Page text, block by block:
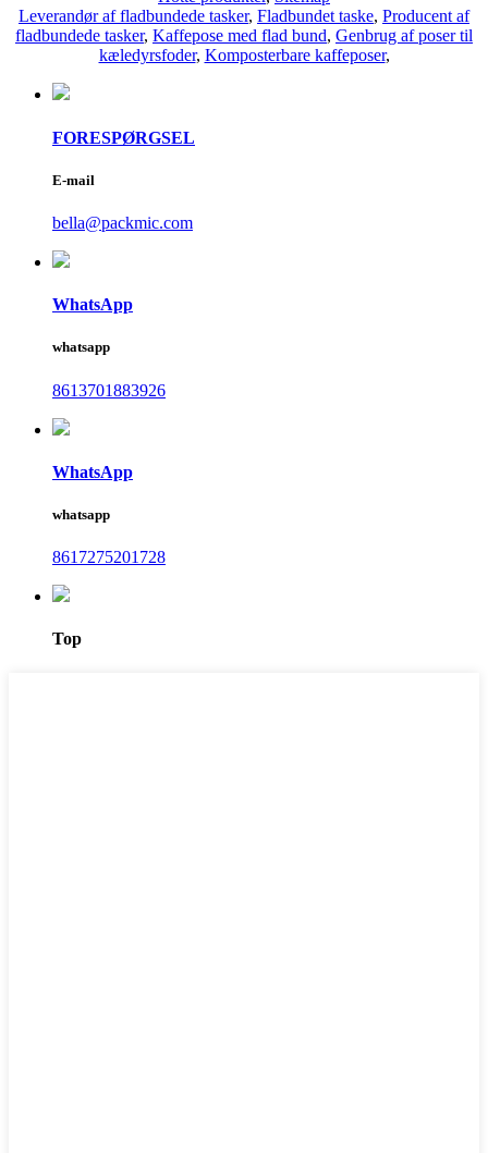
Leverandør af fladbundede tasker, Fladbundet taske, Producent af
fladbundede tasker, Kaffepose med flad bund, Genbrug af poser til
kæledyrsfoder, Komposterbare kaffeposer,
FORESPØRGSEL
E-mail
bella@packmic.com
WhatsApp
whatsapp
8613701883926
WhatsApp
whatsapp
8617275201728
Top